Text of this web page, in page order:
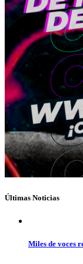
Últimas Noticias
Miles de voces